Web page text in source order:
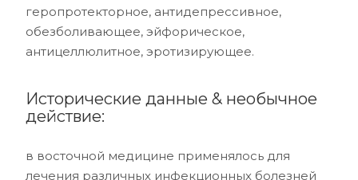
геропротекторное, антидепрессивное,
обезболивающее, эйфорическое,
антицеллюлитное, эротизирующее.
Исторические данные & необычное
действие:
в восточной медицине применялось для
лечения различных инфекционных болезней